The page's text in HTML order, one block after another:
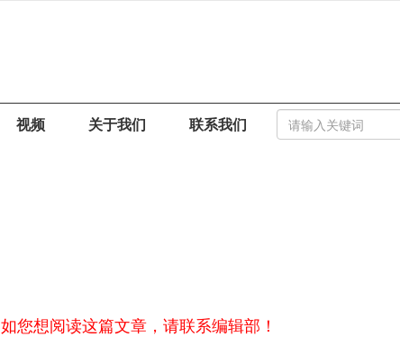
视频 关于我们 联系我们
您想阅读这篇文章，请联系编辑部！